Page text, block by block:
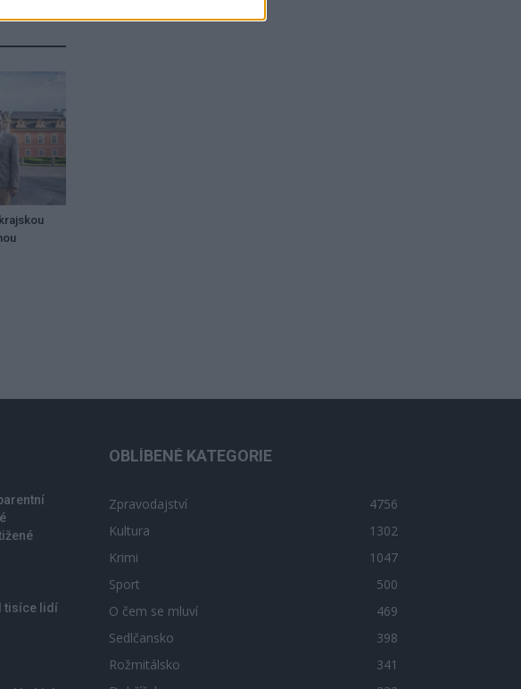
tisíce lidí
OBLÍBENÉ KATEGORIE
Zpravodajství
4756
Kultura
1302
Krimi
1047
Sport
500
O čem se mluví
469
Sedlčansko
398
Rožmitálsko
341